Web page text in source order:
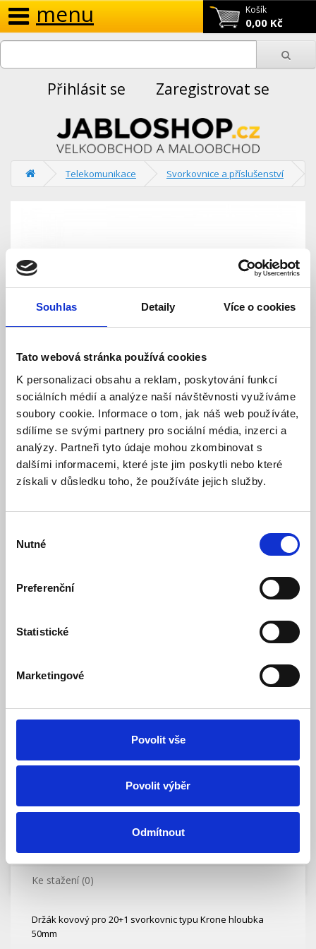
Souhlas Detaily Více o cookies
Tato webová stránka používá cookies
K personalizaci obsahu a reklam, poskytování funkcí
sociálních médií a analýze naší návštěvnosti využíváme
soubory cookie. Informace o tom, jak náš web používáte,
sdílíme se svými partnery pro sociální média, inzerci a
analýzy. Partneři tyto údaje mohou zkombinovat s
dalšími informacemi, které jste jim poskytli nebo které
získali v důsledku toho, že používáte jejich služby.
souhlasu
Nutné
Preferenční
Statistické
Marketingové
Povolit vše
Povolit výběr
Odmítnout
Košík
0,00 Kč
menu
Přihlásit se Zaregistrovat se
Telekomunikace Svorkovnice a příslušenství
Držák 20+1 modulů,
Model: DR20+1 | Výrobce:
Vaše cena bez DPH: 560,00 Kč
Dostupnost:
Skladem
Množství
Do košíku
Popis
Ke stažení (0)
Držák kovový pro 20+1 svorkovnic typu Krone hloubka
50mm